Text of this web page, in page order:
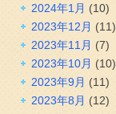
2024年1月 (10)
2023年12月 (11)
2023年11月 (7)
2023年10月 (10)
2023年9月 (11)
2023年8月 (12)